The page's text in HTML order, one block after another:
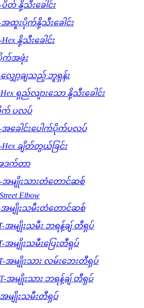
ပိတ် နို့သီးခေါင်း
အထူးပိုက်နို့သီးခေါင်း
Hex နို့သီးခေါင်း
က်အဖုံး
လျှော့ချသည့် ဘူရှန်း
Hex ရှည်လျားသော နို့သီးခေါင်း
က် ပလပ်
အခေါင်းပေါက်ပိုက်ပလပ်
Hex ချိတ်တွယ်ခြင်း
ဒက်တာ
အမျိုးသားတံတောင်ဆစ်
Elbow
အမျိုးသမီးတံတောင်ဆစ်
အမျိုးသမီး ဘရန့်ချ် တီရှပ်
အမျိုးသမီးပြေးတီရှပ်
အမျိုးသား လမ်းဘေးတီရှပ်
အမျိုးသား ဘရန့်ချ် တီရှပ်
အမျိုးသမီးတီရှပ်